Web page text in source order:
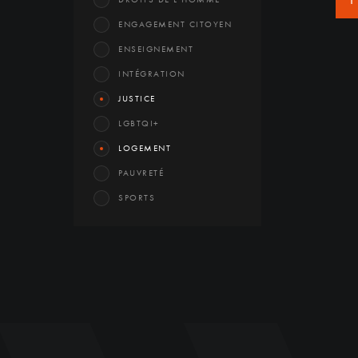
ENGAGEMENT CITOYEN
ENSEIGNEMENT
INTÉGRATION
JUSTICE
LGBTQI+
LOGEMENT
PAUVRETÉ
SPORTS